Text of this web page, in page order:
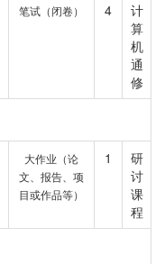
笔试（闭卷） 4
计
算
机
通
修
大作业（论
文、报告、项
目或作品等）
1
研
讨
课
程